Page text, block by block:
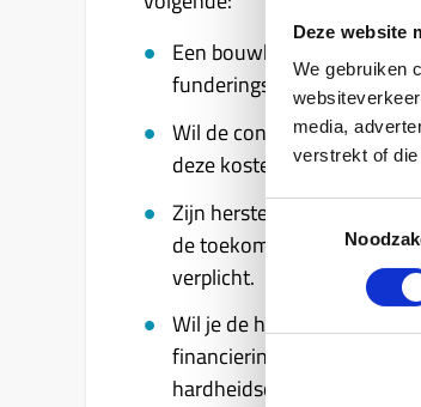
Deze website
We gebruiken
media,
verstrekt of
Een bouwkundige keuring
funderingsonderzoek,
Wil de consument de
deze kosten mee in een
Zijn herstelkosten niet
de toekomst kan dragen.
verplicht.
Wil je de herstelkosten
financieringslast niet
hardheidsclausule.